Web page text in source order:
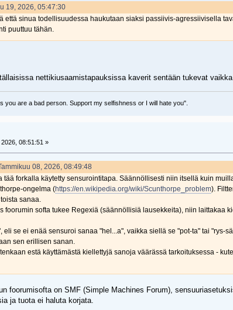
19, 2026, 05:47:30
että sinua todellisuudessa haukutaan siaksi passiivis-agressiivisella
puuttuu tähän.
nettikiusaamistapauksissa kaverit sentään tukevat
you are a bad person. Support my selfishness or I will hate you".
08:51:51 »
08, 2026, 08:49:48
tää forkalla käytetty sensurointitapa. Säännöllisesti niin itsellä kuin
ongelma (https://en.wikipedia.org/wiki/Scunthorpe_problem).
sanaa.
foorumin softa tukee Regexiä (säännöllisiä lausekkeita), niin laittakaa
eli se ei enää sensuroi sanaa "hel...a", vaikka siellä se "pot-ta" tai "rys-
sen erillisen sanan.
estä käyttämästä kiellettyjä sanoja väärässä tarkoituksessa -
foorumisofta on SMF (Simple Machines Forum),
ja tuota ei haluta korjata.